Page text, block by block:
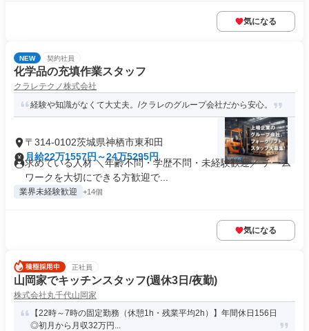
気になる
NEW 契約社員
化学品の充填作業スタッフ
クラレテクノ株式会社
経験や知識がなくて大丈夫。/クラレのグループ会社だから安心。
〒314-0102茨城県神栖市東和田
月給22万1557円～24万5295円
求めている人材 ＼年齢不問・学歴不問・未経験歓迎／ チーム
ワークを大切にできる方歓迎で...
業界未経験歓迎 +14個
気になる
正社員
山岡家でキッチンスタッフ(週休3日/夜勤)
株式会社丸千代山岡家
【22時～7時の固定勤務（休憩1h・残業平均2h）】年間休日156日
◎初月から月収32万円...